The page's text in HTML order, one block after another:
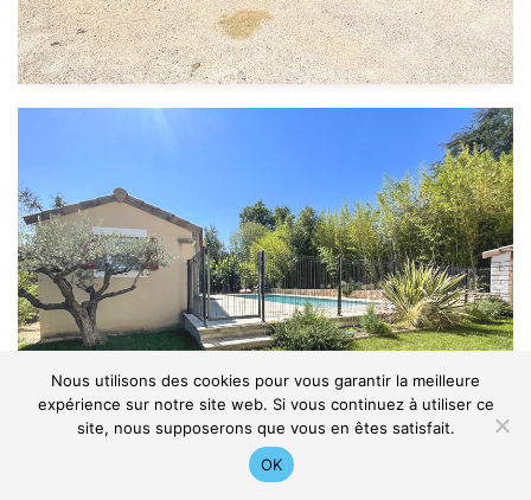
Nous utilisons des cookies pour vous garantir la meilleure
expérience sur notre site web. Si vous continuez à utiliser ce
site, nous supposerons que vous en êtes satisfait.
OK